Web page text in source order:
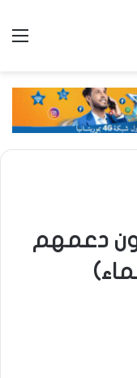
دعمهم